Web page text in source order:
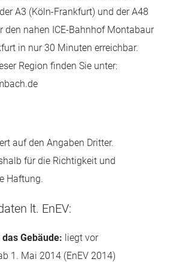
A3 (Köln-Frankfurt) und der A48
den nahen ICE-Bahnhof Montabaur
in nur 30 Minuten erreichbar.
Region finden Sie unter:
auf den Angaben Dritter.
für die Richtigkeit und
Haftung.
lt. EnEV:
Gebäude: liegt vor
1. Mai 2014 (EnEV 2014)